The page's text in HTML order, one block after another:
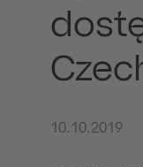
10.10.2019